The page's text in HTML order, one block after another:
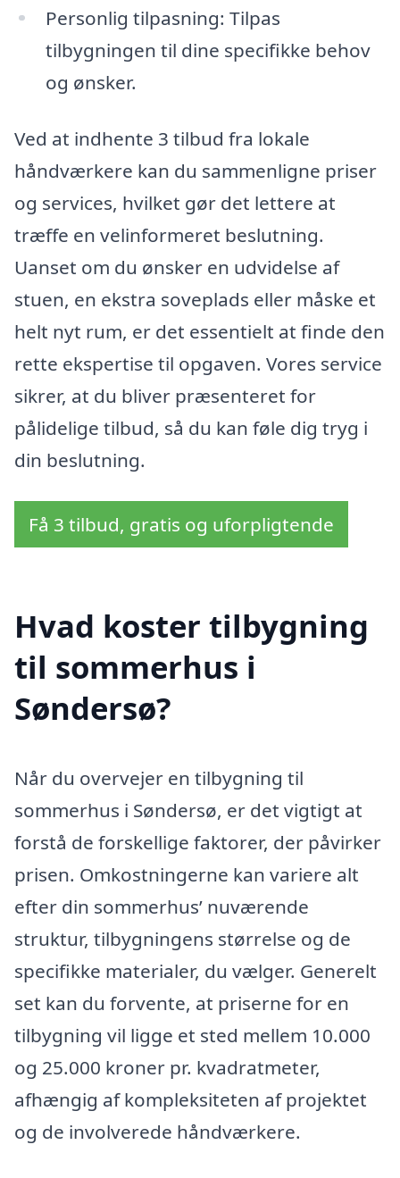
Personlig tilpasning: Tilpas
tilbygningen til dine specifikke behov
og ønsker.
Ved at indhente 3 tilbud fra lokale
håndværkere kan du sammenligne priser
og services, hvilket gør det lettere at
træffe en velinformeret beslutning.
Uanset om du ønsker en udvidelse af
stuen, en ekstra soveplads eller måske et
helt nyt rum, er det essentielt at finde den
rette ekspertise til opgaven. Vores service
sikrer, at du bliver præsenteret for
pålidelige tilbud, så du kan føle dig tryg i
din beslutning.
Få 3 tilbud, gratis og uforpligtende
Hvad koster tilbygning
til sommerhus i
Søndersø?
Når du overvejer en tilbygning til
sommerhus i Søndersø, er det vigtigt at
forstå de forskellige faktorer, der påvirker
prisen. Omkostningerne kan variere alt
efter din sommerhus’ nuværende
struktur, tilbygningens størrelse og de
specifikke materialer, du vælger. Generelt
set kan du forvente, at priserne for en
tilbygning vil ligge et sted mellem 10.000
og 25.000 kroner pr. kvadratmeter,
afhængig af kompleksiteten af projektet
og de involverede håndværkere.